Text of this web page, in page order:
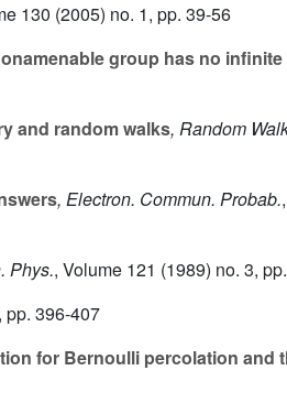
130 (2005) no. 1, pp. 39-56
group has no
and random walks, Random
, Electron. Commun. Probab.
Phys., Volume 121 (1989) no. 3,
pp. 396-407
for Bernoulli percolation and